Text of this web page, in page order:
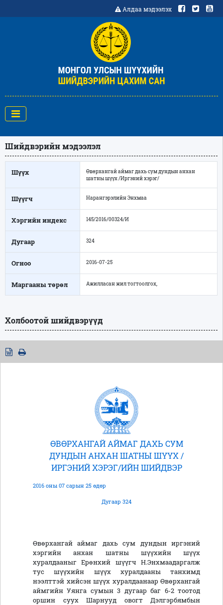
Алдаа мэдээлэх
Шийдвэрийн мэдээлэл
Шүүх
Өвөрхангай аймаг дахь сум дундын анхан
шатны шүүх /Иргэний хэрэг/
Шүүгч Нарангэрэлийн Энхмаа
Хэргийн индекс 145/2016/00324/И
Дугаар 324
Огноо 2016-07-25
Маргааны төрөл Ажилласан жил тогтоолгох,
Холбоотой шийдвэрүүд
ӨВӨРХАНГАЙ АЙМАГ ДАХЬ СУМ
ДУНДЫН АНХАН ШАТНЫ ШҮҮХ /
ИРГЭНИЙ ХЭРЭГ/ИЙН ШИЙДВЭР
2016 оны 07 сарын 25 өдөр
Дугаар 324
Өвөрхангай аймаг дахь сум дундын иргэний
хэргийн анхан шатны шүүхийн шүүх
хуралдааныг Ерөнхий шүүгч Н.Энхмаадаргалж
тус шүүхийн шүүх хуралдааны танхимд
нээлттэй хийсэн шүүх хуралдаанаар Өвөрхангай
аймгийн Уянга сумын 3 дугаар баг 6-2 тоотод
оршин суух Шарнууд овогт Дэлгэрбямбын